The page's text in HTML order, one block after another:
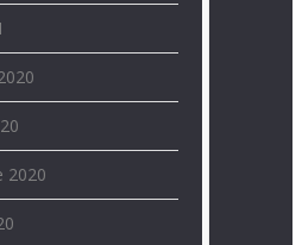
2020